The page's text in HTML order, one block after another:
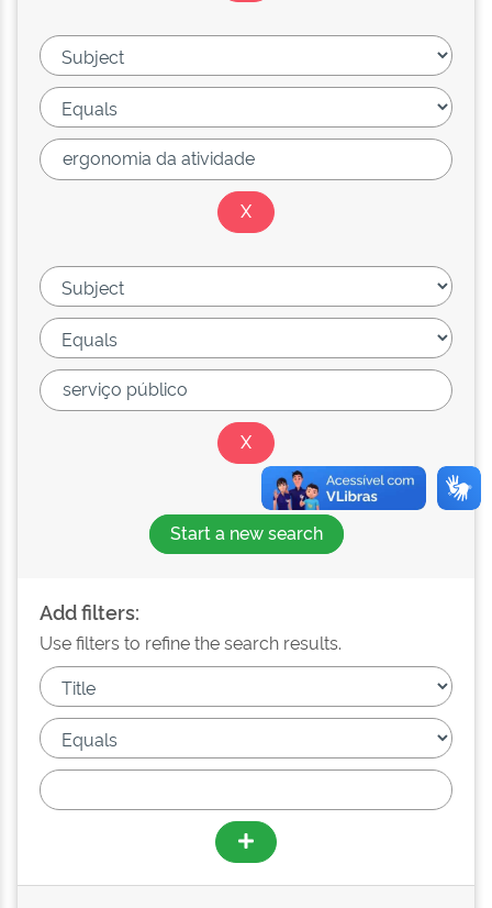
Start a new search
Add filters:
Use filters to refine the search results.